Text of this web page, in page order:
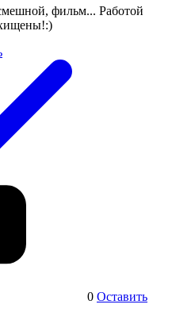
фильм... Работой
0 Оставить